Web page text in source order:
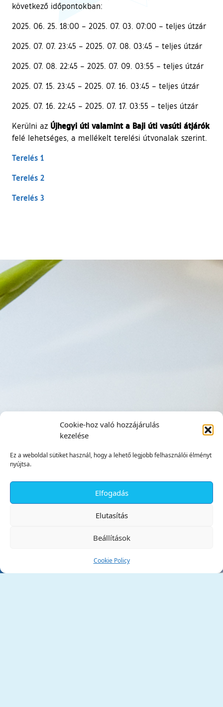
Cookie-hoz való hozzájárulás
kezelése
Ez a weboldal sütiket használ, hogy a lehető legjobb felhasználói élményt
nyújtsa.
Elfogadás
Elutasítás
Beállítások
Cookie Policy
következő időpontokban:
2025. 06. 25. 18:00 – 2025. 07. 03. 07:00 – teljes útzár
2025. 07. 07. 23:45 – 2025. 07. 08. 03:45 – teljes útzár
2025. 07. 08. 22:45 – 2025. 07. 09. 03:55 – teljes útzár
2025. 07. 15. 23:45 – 2025. 07. 16. 03:45 – teljes útzár
2025. 07. 16. 22:45 – 2025. 07. 17. 03:55 – teljes útzár
Kerülni az Újhegyi úti valamint a Baji úti vasúti átjárók
felé lehetséges, a mellékelt terelési útvonalak szerint.
Terelés 1
Terelés 2
Terelés 3
Tata Város Önkormányzata
✕